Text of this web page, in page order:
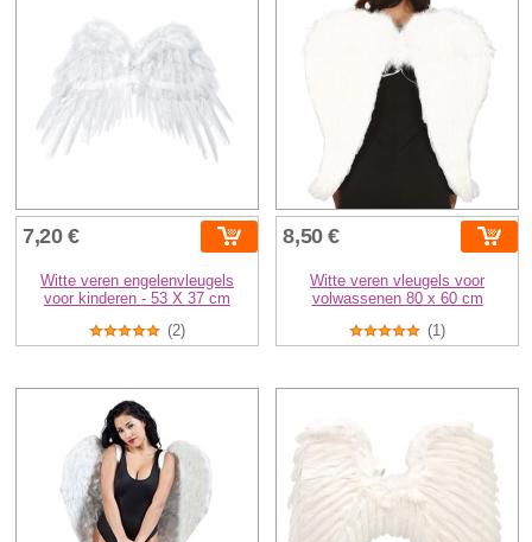
7,20 €
Witte veren engelenvleugels
voor kinderen - 53 X 37 cm
(2)
8,50 €
Witte veren vleugels voor
volwassenen 80 x 60 cm
(1)